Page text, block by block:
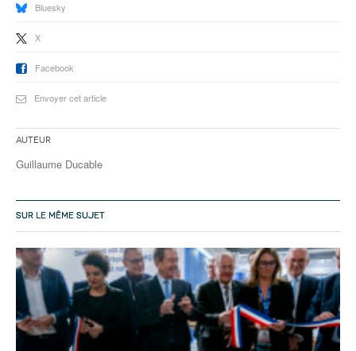
Bluesky
X
Facebook
Envoyer cet article
Auteur
Guillaume Ducable
SUR LE MÊME SUJET